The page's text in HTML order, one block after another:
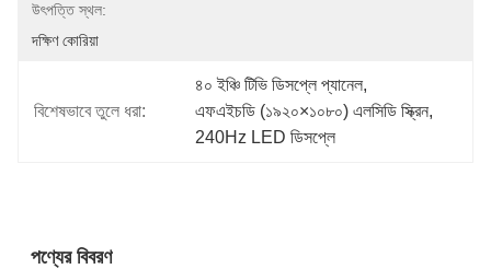
উৎপত্তি স্থল:
দক্ষিণ কোরিয়া
বিশেষভাবে তুলে ধরা:
৪০ ইঞ্চি টিভি ডিসপ্লে প্যানেল,
এফএইচডি (১৯২০×১০৮০) এলসিডি স্ক্রিন,
240Hz LED ডিসপ্লে
পণ্যের বিবরণ